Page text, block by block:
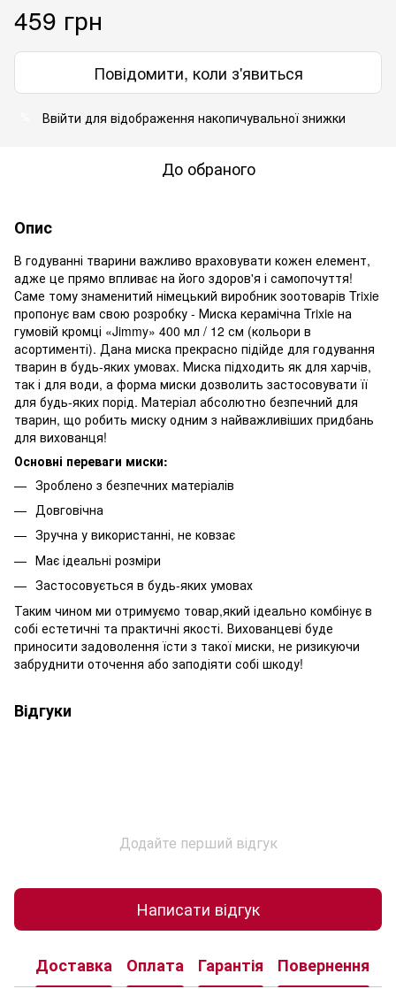
459 грн
Повідомити, коли з'явиться
Ввійти для відображення накопичувальної знижки
До обраного
Опис
В годуванні тварини важливо враховувати кожен елемент,
адже це прямо впливає на його здоров'я і самопочуття!
Саме тому знаменитий німецький виробник зоотоварів Trixie
пропонує вам свою розробку - Миска керамічна Trixie на
гумовій кромці «Jimmy» 400 мл / 12 см (кольори в
асортименті). Дана миска прекрасно підійде для годування
тварин в будь-яких умовах. Миска підходить як для харчів,
так і для води, а форма миски дозволить застосовувати її
для будь-яких порід. Матеріал абсолютно безпечний для
тварин, що робить миску одним з найважливіших придбань
для вихованця!
Основні переваги миски:
Зроблено з безпечних матеріалів
Довговічна
Зручна у використанні, не ковзає
Має ідеальні розміри
Застосовується в будь-яких умовах
Таким чином ми отримуємо товар,який ідеально комбінує в
собі естетичні та практичні якості. Вихованцеві буде
приносити задоволення їсти з такої миски, не ризикуючи
забруднити оточення або заподіяти собі шкоду!
Відгуки
Додайте перший відгук
Написати відгук
Доставка Оплата Гарантія Повернення